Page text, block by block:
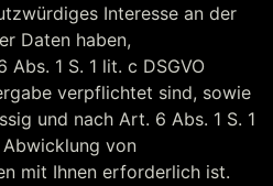
Interesse an der
Daten haben,
1 S. 1 lit. c DSGVO
verpflichtet sind, sowie
und nach Art. 6 Abs. 1 S. 1
von
mit Ihnen erforderlich ist.